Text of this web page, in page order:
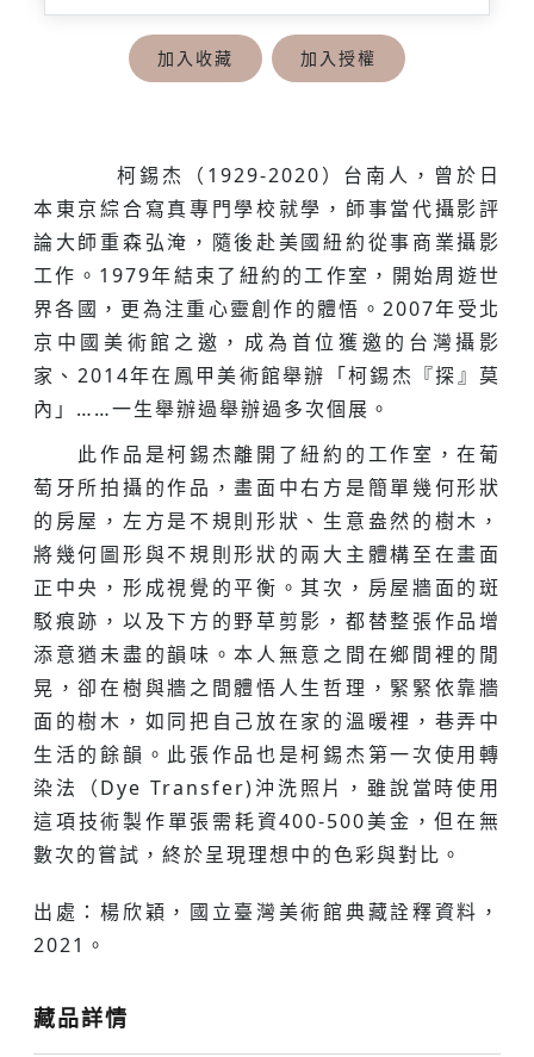
加入收藏 加入授權
柯錫杰（1929-2020）台南人，曾於日
本東京綜合寫真專門學校就學，師事當代攝影評
論大師重森弘淹，隨後赴美國紐約從事商業攝影
工作。1979年結束了紐約的工作室，開始周遊世
界各國，更為注重心靈創作的體悟。2007年受北
京中國美術館之邀，成為首位獲邀的台灣攝影
家、2014年在鳳甲美術館舉辦「柯錫杰『探』莫
內」……一生舉辦過舉辦過多次個展。
此作品是柯錫杰離開了紐約的工作室，在葡
萄牙所拍攝的作品，畫面中右方是簡單幾何形狀
的房屋，左方是不規則形狀、生意盎然的樹木，
將幾何圖形與不規則形狀的兩大主體構至在畫面
正中央，形成視覺的平衡。其次，房屋牆面的斑
駁痕跡，以及下方的野草剪影，都替整張作品增
添意猶未盡的韻味。本人無意之間在鄉間裡的閒
晃，卻在樹與牆之間體悟人生哲理，緊緊依靠牆
面的樹木，如同把自己放在家的溫暖裡，巷弄中
生活的餘韻。此張作品也是柯錫杰第一次使用轉
染法（Dye Transfer)沖洗照片，雖說當時使用
這項技術製作單張需耗資400-500美金，但在無
數次的嘗試，終於呈現理想中的色彩與對比。
出處：楊欣穎，國立臺灣美術館典藏詮釋資料，
2021。
藏品詳情